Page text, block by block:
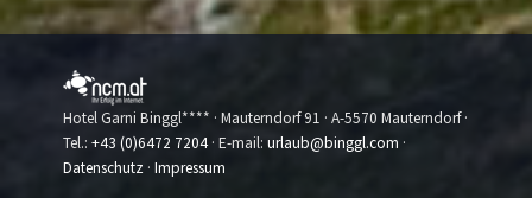
Hotel Garni Binggl**** · Mauterndorf 91 · A-5570 Mauterndorf ·
Tel.:+43 (0)6472 7204· E-mail:urlaub@binggl.com ·
Datenschutz ·Impressum